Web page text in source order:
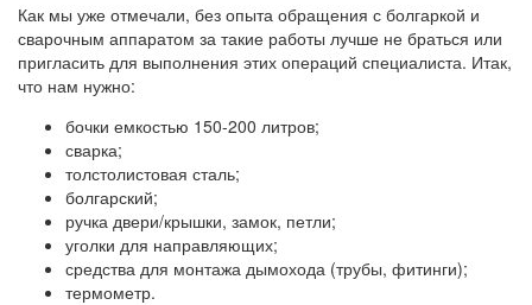
Как мы уже отмечали, без опыта обращения с болгаркой и
сварочным аппаратом за такие работы лучше не браться или
пригласить для выполнения этих операций специалиста. Итак,
что нам нужно:
бочки емкостью 150-200 литров;
сварка;
толстолистовая сталь;
болгарский;
ручка двери/крышки, замок, петли;
уголки для направляющих;
средства для монтажа дымохода (трубы, фитинги);
термометр.